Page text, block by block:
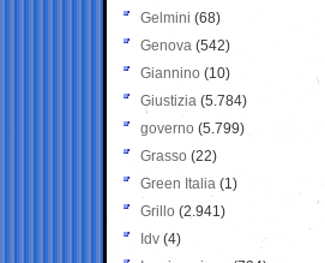
Gelmini (68)
Genova (542)
Giannino (10)
Giustizia (5.784)
governo (5.799)
Grasso (22)
Green Italia (1)
Grillo (2.941)
Idv (4)